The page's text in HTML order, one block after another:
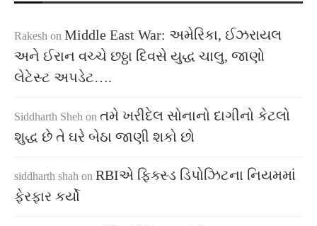
Rakesh on Middle East War: અમેરિકા, ઈઝરાયલ
અને ઈરાન વચ્ચે છઠ્ઠા દિવસે યુદ્ધ ચાલુ, જાણો
લેટેસ્ટ અપડેટ….
Siddharth Sheh on તમે ખરીદેલ સોનાનો દાગીનો કેટલો
શુદ્ધ છે તે ઘરે બેઠા જાણી શકો છો
siddharth shah on RBIએ ફિક્સ્ડ ડિપોઝિટના નિયમમાં
ફેરફાર કર્યો